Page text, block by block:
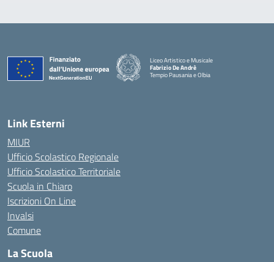
Liceo Artistico e Musicale
Fabrizio De Andrè
Tempio Pausania e Olbia
— Visita la pagina iniziale della scuola
Link Esterni
MIUR
Ufficio Scolastico Regionale
Ufficio Scolastico Territoriale
Scuola in Chiaro
Iscrizioni On Line
Invalsi
Comune
La Scuola